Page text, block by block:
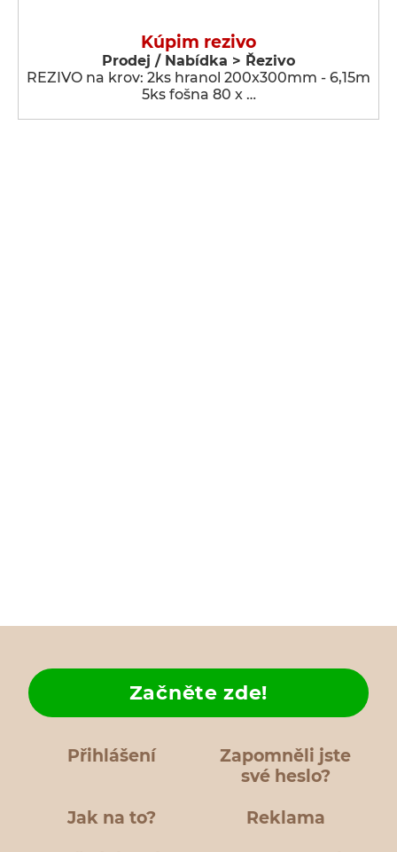
Kúpim rezivo
Prodej / Nabídka > Řezivo
REZIVO na krov: 2ks hranol 200x300mm - 6,15m
5ks fošna 80 x …
Přihlášení
Zapomněli jste
své heslo?
Jak na to?
Začněte zde!
Reklama